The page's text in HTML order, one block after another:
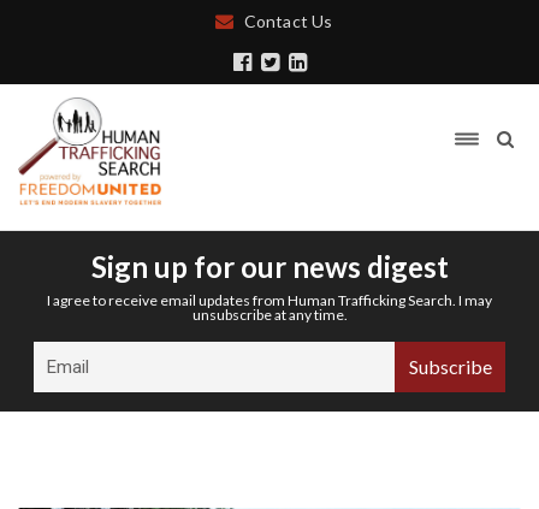
Contact Us
Sign up for our news digest
I agree to receive email updates from Human Trafficking Search. I may
unsubscribe at any time.